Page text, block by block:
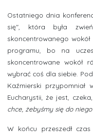
Ostatniego dnia
się", która była
skoncentrowanego wokół
programu, bo na
skoncentrowane wokół
wybrać coś dla siebie.
Kaźmierski
Eucharystii, że jest,
chce, żebyśmy się do
W końcu przeszedł